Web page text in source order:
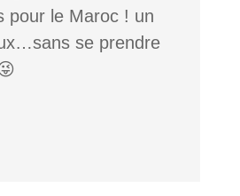
pour le Maroc ! un
se prendre